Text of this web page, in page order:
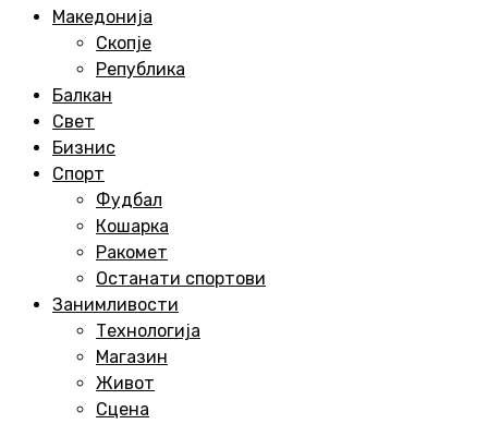
Македонија
Скопје
Република
Балкан
Свет
Бизнис
Спорт
Фудбал
Кошарка
Ракомет
Останати спортови
Занимливости
Технологија
Магазин
Живот
Сцена